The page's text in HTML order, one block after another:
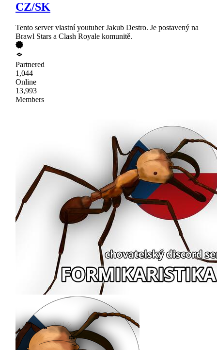
CZ/SK
Tento server vlastní youtuber Jakub Destro. Je postavený na
Brawl Stars a Clash Royale komunitě.
Partnered
1,044
Online
13,993
Members